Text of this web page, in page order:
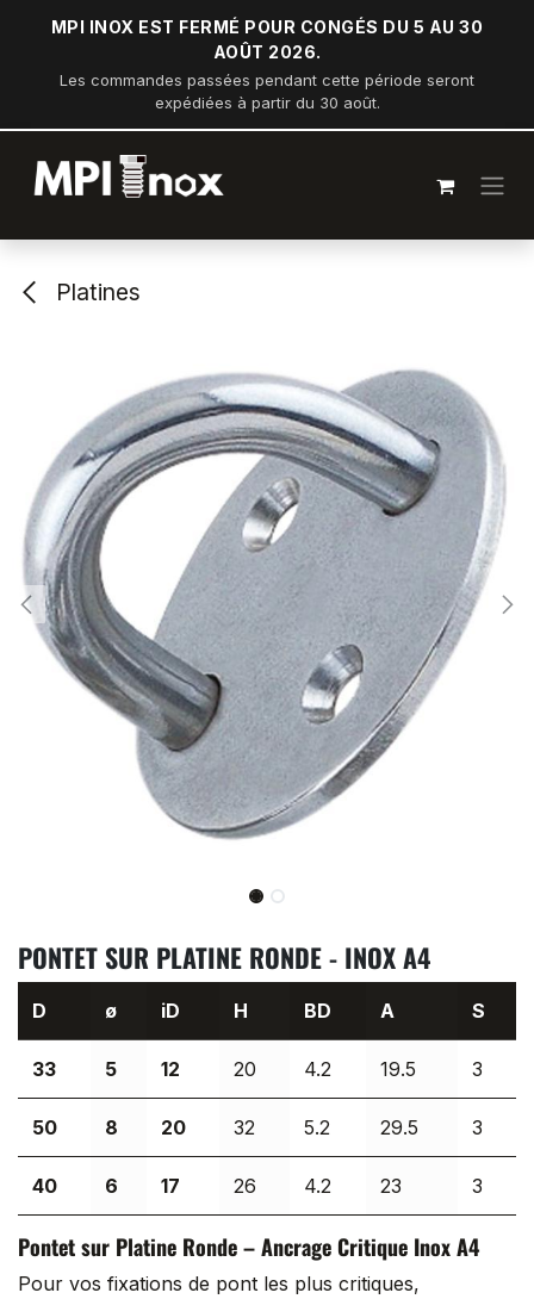
Se rendre au contenu
MPI INOX EST FERMÉ POUR CONGÉS DU 5 AU 30
AOÛT 2026.
Les commandes passées pendant cette période seront
expédiées à partir du 30 août.
Platines
PONTET SUR PLATINE RONDE - INOX A4
D ø iD H BD A S
33 5 12 20 4.2 19.5 3
50 8 20 32 5.2 29.5 3
40 6 17 26 4.2 23 3
Pontet sur Platine Ronde – Ancrage Critique Inox A4
Pour vos fixations de pont les plus critiques,